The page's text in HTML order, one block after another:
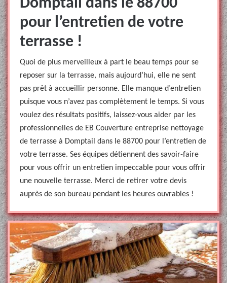
Domptail dans le 88700
pour l’entretien de votre
terrasse !
Quoi de plus merveilleux à part le beau temps pour se
reposer sur la terrasse, mais aujourd’hui, elle ne sent
pas prêt à accueillir personne. Elle manque d’entretien
puisque vous n’avez pas complètement le temps. Si vous
voulez des résultats positifs, laissez-vous aider par les
professionnelles de EB Couverture entreprise nettoyage
de terrasse à Domptail dans le 88700 pour l’entretien de
votre terrasse. Ses équipes détiennent des savoir-faire
pour vous offrir un entretien impeccable pour vous offrir
une nouvelle terrasse. Merci de retirer votre devis
auprès de son bureau pendant les heures ouvrables !